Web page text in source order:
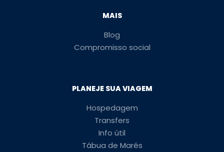
MAIS
Blog
Compromisso social
PLANEJE SUA VIAGEM
Hospedagem
Transfers
Info útil
Tábua de Marés